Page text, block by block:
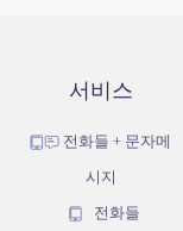
서비스
전화들 + 문자메
시지
전화들